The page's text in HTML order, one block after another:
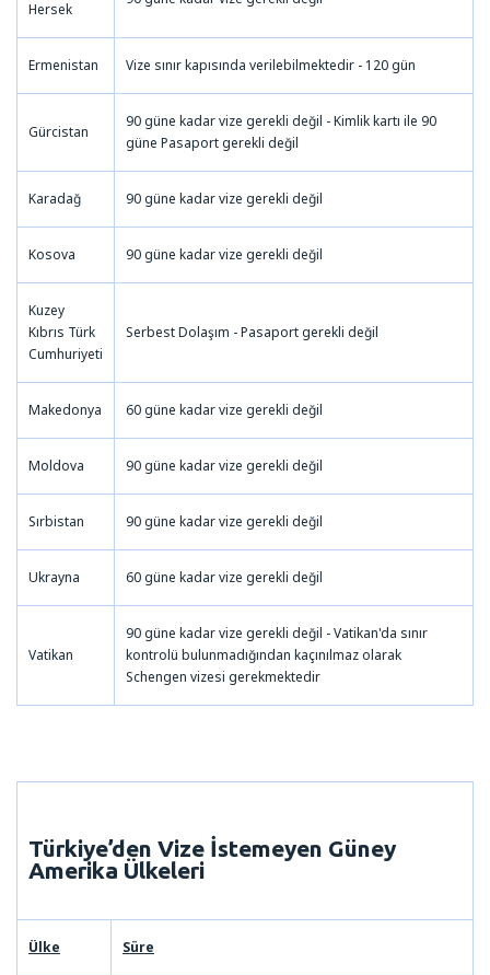
Hersek
Ermenistan Vize sınır kapısında verilebilmektedir - 120 gün
Gürcistan
90 güne kadar vize gerekli değil - Kimlik kartı ile 90
güne Pasaport gerekli değil
Karadağ 90 güne kadar vize gerekli değil
Kosova 90 güne kadar vize gerekli değil
Kuzey
Kıbrıs Türk
Cumhuriyeti
Serbest Dolaşım - Pasaport gerekli değil
Makedonya 60 güne kadar vize gerekli değil
Moldova 90 güne kadar vize gerekli değil
Sırbistan 90 güne kadar vize gerekli değil
Ukrayna 60 güne kadar vize gerekli değil
Vatikan
90 güne kadar vize gerekli değil - Vatikan'da sınır
kontrolü bulunmadığından kaçınılmaz olarak
Schengen vizesi gerekmektedir
Türkiye’den Vize İstemeyen Güney
Amerika Ülkeleri
Ülke Süre